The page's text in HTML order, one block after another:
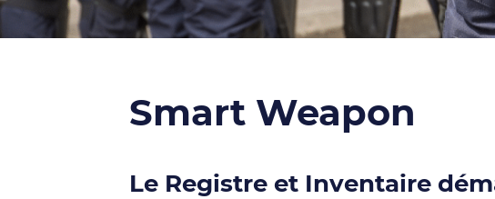
Smart Weapon
Le Registre et Inventaire